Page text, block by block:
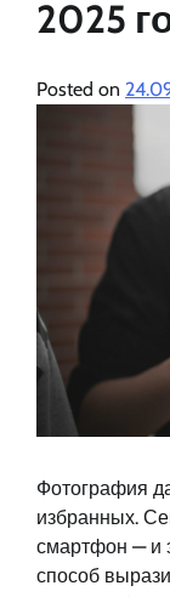
2025
Posted on
Фотография
избранных.
смартфон — и
способ